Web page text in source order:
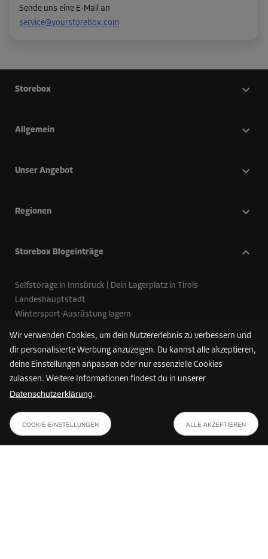
Wir verwenden Cookies, um dein Nutzererlebnis zu verbessern und
dir personalisierte Werbung anzuzeigen. Du kannst alle akzeptieren,
deine Einstellungen anpassen oder nur essenzielle Cookies
zulassen. Weitere Informationen findest du in unserer
Datenschutzerklärung.
COOKIE-EINSTELLUNGEN ALLE AKZEPTIEREN
Sende uns eine E-Mail an
service@yourstorebox.com
Storebox
Allgemein
Unser Angebot
Regionen
Storebox Blogeinträge
Selfstorage in Innsbruck | Dein Lagerplatz in Tirols
Landeshauptstadt
Wintersport-Ausrüstung lagern
7 Tipps zum Lagerraum Anmieten & Einlagern
Zahlungsmethoden